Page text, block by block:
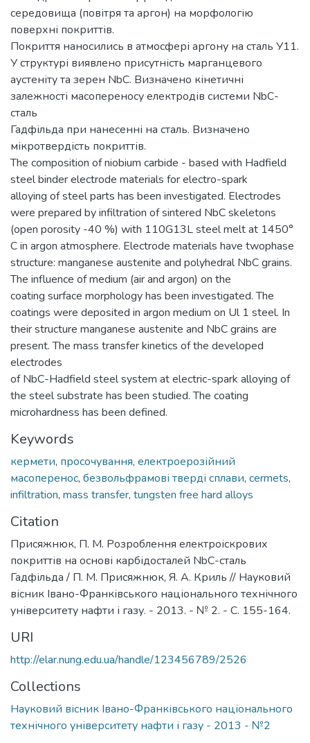
середовища (повітря та аргон) на морфологію
поверхні покриттів.
Покриття наносились в атмосфері аргону на сталь У11.
У структурі виявлено присутність марганцевого
аустеніту та зерен NbC. Визначено кінетичні
залежності масопереносу електродів системи NbC-
сталь
Гадфільда при нанесенні на сталь. Визначено
мікротвердість покриттів.
The composition of niobium carbide - based with Hadfield
steel binder electrode materials for electro-spark
alloying of steel parts has been investigated. Electrodes
were prepared by infiltration of sintered NbC skeletons
(open porosity -40 %) with 110G13L steel melt at 1450°
C in argon atmosphere. Electrode materials have twophase
structure: manganese austenite and polyhedral NbC grains.
The influence of medium (air and argon) on the
coating surface morphology has been investigated. The
coatings were deposited in argon medium on Ul 1 steel. In
their structure manganese austenite and NbC grains are
present. The mass transfer kinetics of the developed
electrodes
of NbC-Hadfield steel system at electric-spark alloying of
the steel substrate has been studied. The coating
microhardness has been defined.
Keywords
кермети, просочування, електроерозійний
масоперенос, безвольфрамові тверді сплави, cermets,
infiltration, mass transfer, tungsten free hard alloys
Citation
Присяжнюк, П. М. Розроблення електроіскрових
покриттів на основі карбідосталей NbC-сталь
Гадфільда / П. М. Присяжнюк, Я. А. Криль // Науковий
вісник Івано-Франківського національного технічного
університету нафти і газу. - 2013. - № 2. - С. 155-164.
URI
http://elar.nung.edu.ua/handle/123456789/2526
Collections
Науковий вісник Івано-Франківського національного
технічного університету нафти і газу - 2013 - №2